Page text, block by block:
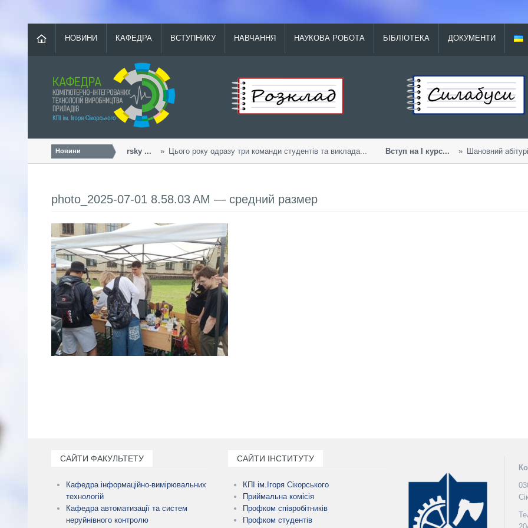
НОВИНИ КАФЕДРА ВСТУПНИКУ НАВЧАННЯ НАУКОВА РОБОТА БІБЛІОТЕКА ДОКУМЕНТИ
Новини
Урожайний «Sikorsky ... Цього року одразу три команди студентів та виклада... Вступ на І курс... Шановний
photo_2025-07-01 8.58.03 AM — средний размер
САЙТИ ФАКУЛЬТЕТУ
Кафедра інформаційно-вимірювальних
технологій
Кафедра автоматизації та систем
неруйнівного контролю
САЙТИ ІНСТИТУТУ
КПІ ім.Ігоря Сікорського
Приймальна комісія
Профком співробітників
Профком студентів